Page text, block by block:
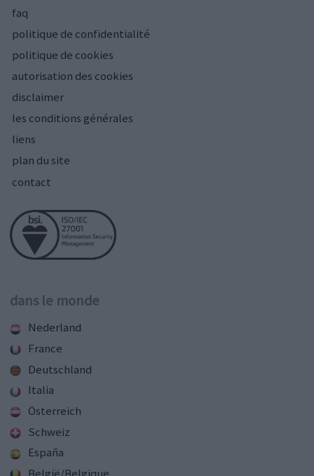
faq
politique de confidentialité
politique de cookies
autorisation des cookies
disclaimer
les conditions générales
liens
plan du site
contact
dans le monde
Nederland
France
Deutschland
Italia
Österreich
Schweiz
España